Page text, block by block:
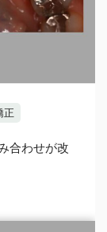
正
合わせが改